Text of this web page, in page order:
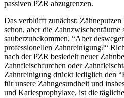
passiven PZR abzugrenzen.
Das verblüfft zunächst:
schon, aber die
sauberzubekommen. “Aber
professionellen Zahnreinigung?“
nach der PZR besiedelt neuer
Zahnfleischfurchen oder
Zahnreinigung drückt lediglich den
für unsere Zahngesundheit und
und Kariesprophylaxe, ist die